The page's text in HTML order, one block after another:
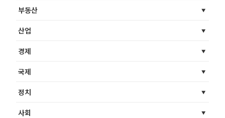
부동산
산업
경제
국제
정치
사회